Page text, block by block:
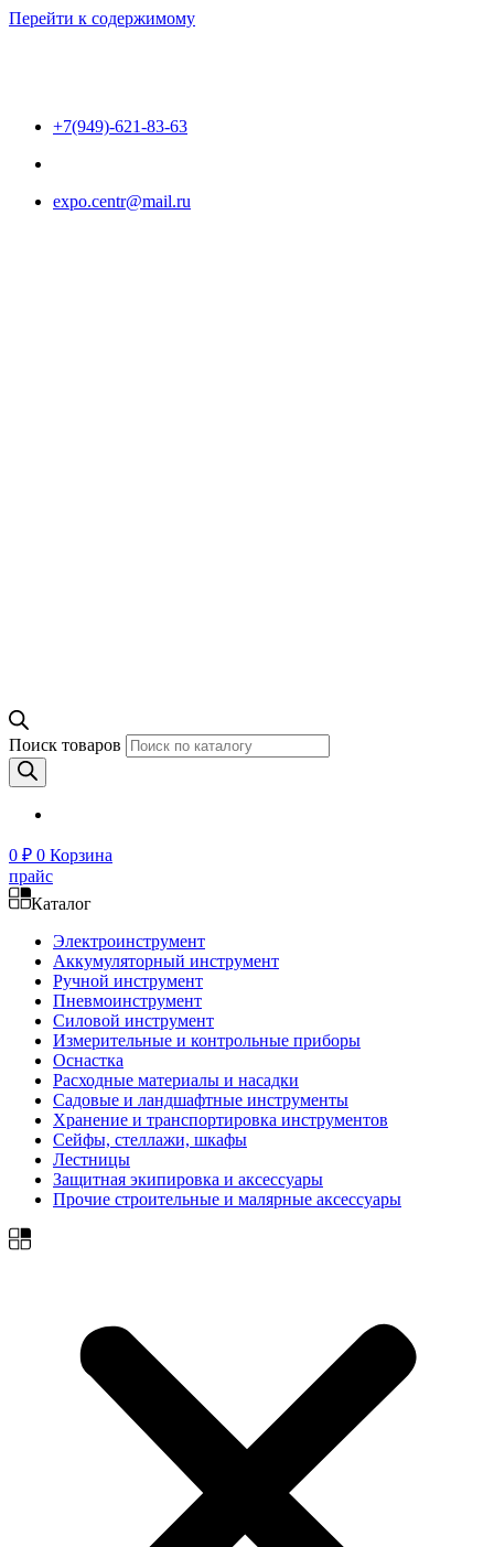
Перейти к содержимому
+7(949)-621-83-63
expo.centr@mail.ru
Поиск товаров
0 ₽ 0 Корзина
прайс
Каталог
Электроинструмент
Аккумуляторный инструмент
Ручной инструмент
Пневмоинструмент
Силовой инструмент
Измерительные и контрольные приборы
Оснастка
Расходные материалы и насадки
Садовые и ландшафтные инструменты
Хранение и транспортировка инструментов
Сейфы, стеллажи, шкафы
Лестницы
Защитная экипировка и аксессуары
Прочие строительные и малярные аксессуары